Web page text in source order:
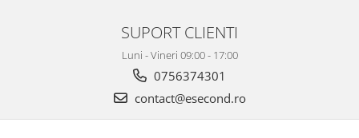
Aparate Foto & Accesorii
Audio HI-FI & Profesionale
Camere video si sport
Drone si Accesorii
SUPORT CLIENTI
Luni - Vineri 09:00 - 17:00
0756374301
contact@esecond.ro